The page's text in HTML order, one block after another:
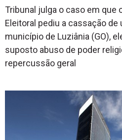
Tribunal julga o caso em que
Eleitoral pediu a cassação de
município de Luziânia (GO),
suposto abuso de poder
repercussão geral